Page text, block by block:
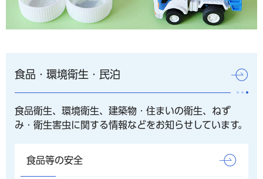
食品・環境衛生・民泊
食品衛生、環境衛生、建築物・住まいの衛生、ねず
み・衛生害虫に関する情報などをお知らせしています。
食品等の安全